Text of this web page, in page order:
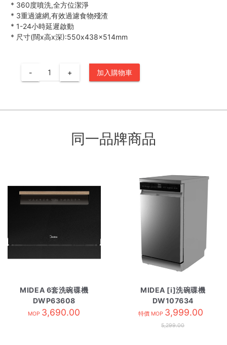
* 360度噴洗,全方位潔淨
* 3重過濾網,有效過濾食物殘渣
* 1-24小時延遲啟動
* 尺寸(闊x高x深):550x438x514mm
- + 加入購物車
同一品牌商品
MIDEA 6套洗碗碟機
DWP63608
MOP 3,690.00
MIDEA [i]洗碗碟機
DW107634
特價 MOP 3,999.00
5,299.00